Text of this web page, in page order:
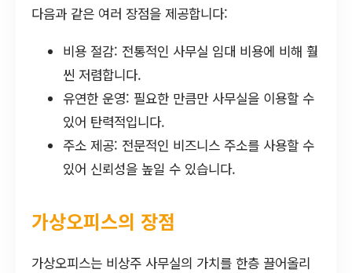
다음과 같은 여러 장점을 제공합니다:
비용 절감: 전통적인 사무실 임대 비용에 비해 훨
씬 저렴합니다.
유연한 운영: 필요한 만큼만 사무실을 이용할 수
있어 탄력적입니다.
주소 제공: 전문적인 비즈니스 주소를 사용할 수
있어 신뢰성을 높일 수 있습니다.
가상오피스의 장점
가상오피스는 비상주 사무실의 가치를 한층 끌어올리